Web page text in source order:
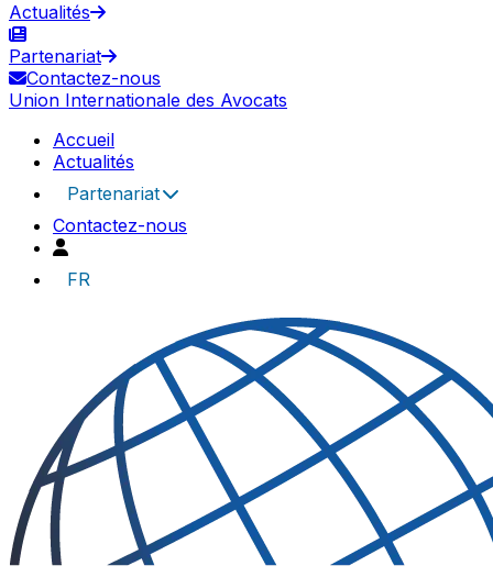
Actualités
Partenariat
Contactez-nous
Union Internationale des Avocats
Accueil
Actualités
Partenariat
Contactez-nous
FR